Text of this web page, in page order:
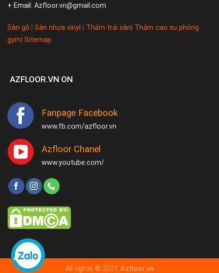
+ Email: Azfloor.vn@gmail.com
Sàn gỗ Sàn nhựa vinyl Thảm trải sàn Thảm cao su phòng
gym Sitemap
AZFLOOR.VN ON
Fanpage Facebook
www.fb.com/azfloor.vn
Azfloor Chanel
www.youtube.com/
All rights © 2021 Azfloor.vn